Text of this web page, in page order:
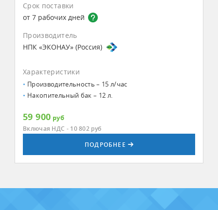
Срок поставки
от 7 рабочих дней
Производитель
НПК «ЭКОНАУ» (Россия)
Характеристики
Производительность – 15 л/час
Накопительный бак – 12 л.
59 900 руб
Включая НДС - 10 802 руб
ПОДРОБНЕЕ